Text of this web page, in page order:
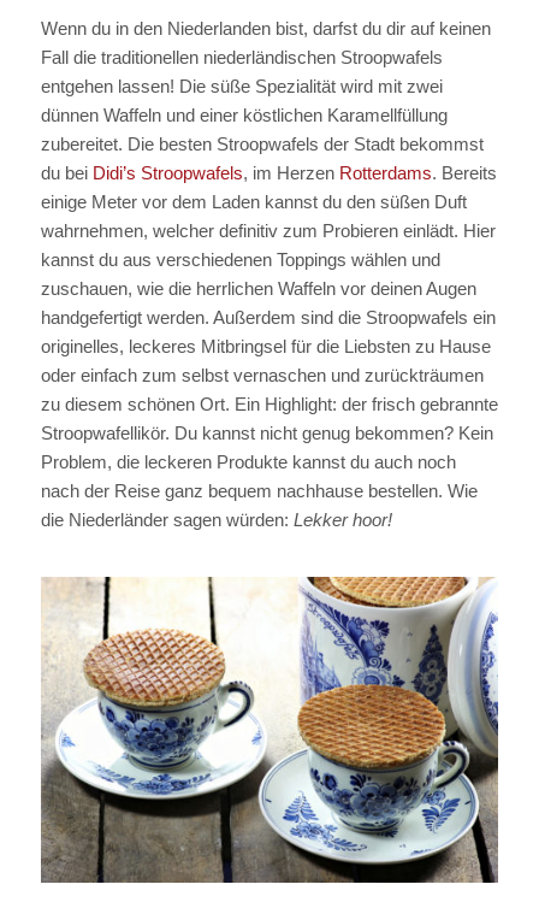
Wenn du in den Niederlanden bist, darfst du dir auf keinen
Fall die traditionellen niederländischen Stroopwafels
entgehen lassen! Die süße Spezialität wird mit zwei
dünnen Waffeln und einer köstlichen Karamellfüllung
zubereitet. Die besten Stroopwafels der Stadt bekommst
du bei Didi’s Stroopwafels, im Herzen Rotterdams. Bereits
einige Meter vor dem Laden kannst du den süßen Duft
wahrnehmen, welcher definitiv zum Probieren einlädt. Hier
kannst du aus verschiedenen Toppings wählen und
zuschauen, wie die herrlichen Waffeln vor deinen Augen
handgefertigt werden. Außerdem sind die Stroopwafels ein
originelles, leckeres Mitbringsel für die Liebsten zu Hause
oder einfach zum selbst vernaschen und zurückträumen
zu diesem schönen Ort. Ein Highlight: der frisch gebrannte
Stroopwafellikör. Du kannst nicht genug bekommen? Kein
Problem, die leckeren Produkte kannst du auch noch
nach der Reise ganz bequem nachhause bestellen. Wie
die Niederländer sagen würden: Lekker hoor!